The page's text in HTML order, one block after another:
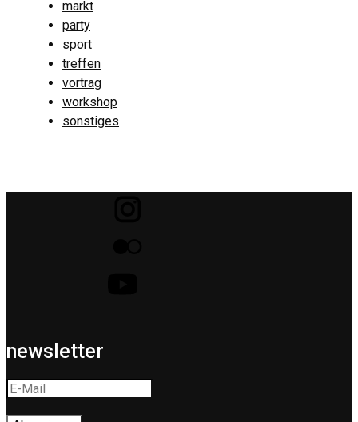
markt
party
sport
treffen
vortrag
workshop
sonstiges
newsletter